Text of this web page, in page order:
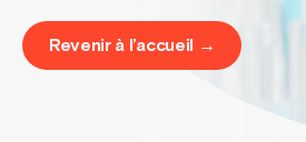
Revenir à l’accueil →